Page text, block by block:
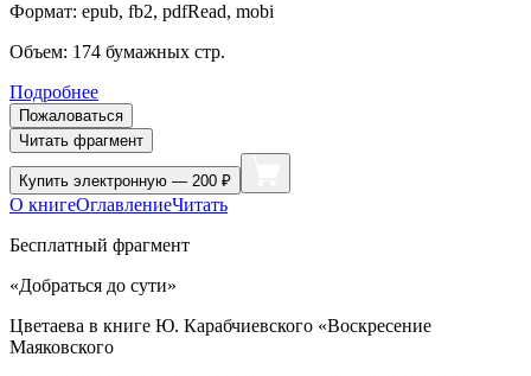
Формат: epub, fb2, pdfRead, mobi
Объем: 174 бумажных стр.
Подробнее
Пожаловаться
Читать фрагмент
Купить электронную — 200 ₽
О книгеОглавлениеЧитать
Бесплатный фрагмент
«Добраться до сути»
Цветаева в книге Ю. Карабчиевского «Воскресение
Маяковского